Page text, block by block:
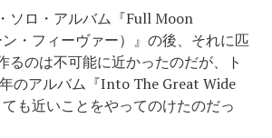
ソロ・アルバム『Full Moon
・フィーヴァー）』の後、それに匹
るのは不可能に近かったのだが、ト
のアルバム『Into The Great Wide
も近いことをやってのけたのだっ